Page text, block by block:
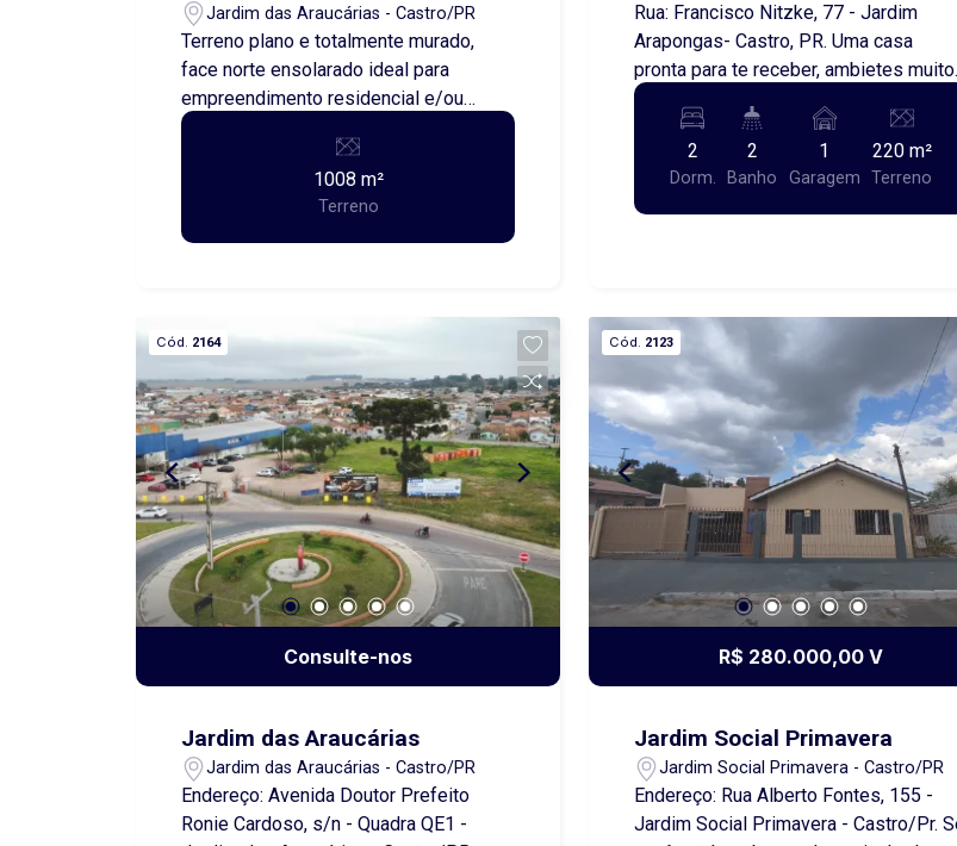
Jardim das Araucárias - Castro/PR
Terreno plano e totalmente murado,
face norte ensolarado ideal para
empreendimento residencial e/ou
ponto comercial com localização
estratégica à 410m da Av. que dá
acesso a Castrolanda, na Av. Pref.
Ronie Cardoso, e à 600m da PR-340
que dá acesso ao viaduto direção
ou entreposto de estoque de peças ou
cargas. A área total conta com 1.008 m².
Disponibilidade da venda da área
parcial (metade). *Opção 1 (Metade):
504 m² com 18m de frente por 28m de
extensão, à venda por R$ 400 mil cada
área. *Opção 2 (Área Total): 1.008 m² de
Terreno, medindo 36m de frente por
28m de extensão, à venda por R$ 710
mil. Interessou? Contate-nos!
Oportunidade de preço especial com
válida por tempo indeterminado!!
1008 m²
Terreno
Rua: Francisco Nitzke, 77 - Jardim
Arapongas- Castro, PR. Uma casa
pronta para te receber, ambietes muito
bem pensado para você morar com
conforto, praticidade em um bairro
muito tranquilo. Localizada próxima ao
Hospital da cidade, escolas, mercados
e toda infraestrutura que voçê merece.
e um espaço de tamanho ideal no lado
externo. Prontinha para você agendar
uma visita e se encantar. Agende ja sua
visita.
2
Dorm.
2
Banho
1
Garagem
220 m²
Terreno
Cód. 2164
Consulte-nos
Jardim das Araucárias
Jardim das Araucárias - Castro/PR
Endereço: Avenida Doutor Prefeito
Ronie Cardoso, s/n - Quadra QE1 -
Cód. 2123
R$ 280.000,00 V
Jardim Social Primavera
Jardim Social Primavera - Castro/PR
Endereço: Rua Alberto Fontes, 155 -
Jardim Social Primavera - Castro/Pr. Se